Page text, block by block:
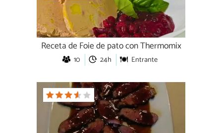
Receta de Foie de pato con Thermomix
10 24h Entrante